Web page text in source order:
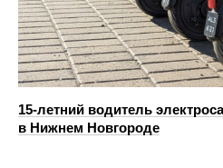
15-летний водитель
в Нижнем Новгороде